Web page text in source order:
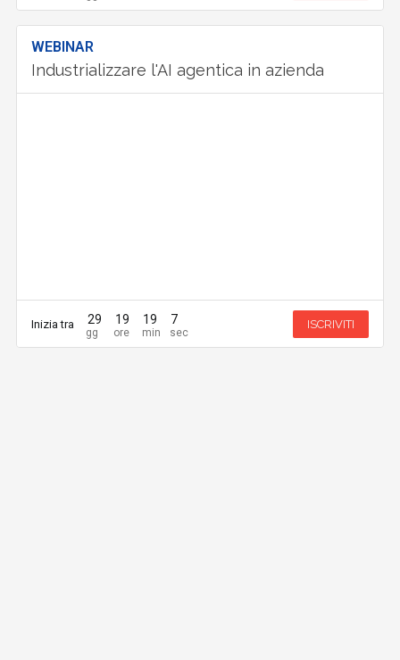
WEBINAR
Industrializzare l'AI agentica in azienda
Inizia tra 29 19 19 7 ISCRIVITI